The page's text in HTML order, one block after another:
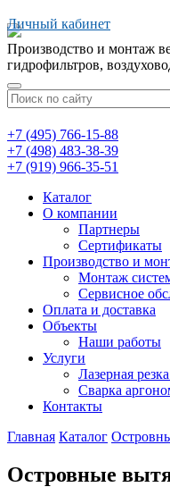
Личный кабинет
Производство и монтаж
гидрофильтров,
+7 (495) 766-15-88
+7 (498) 483-38-39
+7 (919) 966-35-51
Каталог
О компании
Партнеры
Сертификаты
Производство и
Монтаж
Сервисное
Оплата и доставка
Объекты
Наши работы
Услуги
Лазерная
Сварка
Контакты
Главная Каталог
Островные